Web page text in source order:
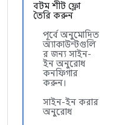
বটম শীট ফ্লো
তৈরি করুন
পূর্বে অনুমোদিত
অ্যাকাউন্টগুলি
র জন্য সাইন-
ইন অনুরোধ
কনফিগার
করুন।
সাইন-ইন করার
অনুরোধ